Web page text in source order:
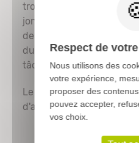
trouer proprement votre
jonctions diverses telles
des bouchons. La partie
du robinet est
tâche.
Le Kit peut également
d'arrosage équipé d'un
Respect de
Nous utilisons des
votre expérience,
proposer des
pouvez accepter,
vos choix.